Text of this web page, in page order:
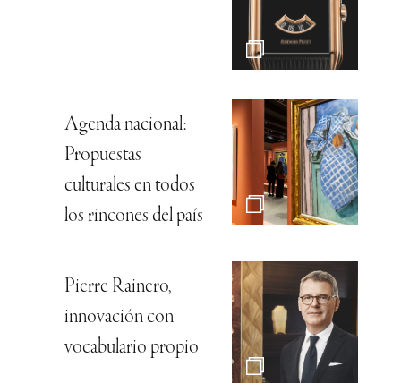
Agenda nacional:
Propuestas
culturales en todos
los rincones del país
Pierre Rainero,
innovación con
vocabulario propio